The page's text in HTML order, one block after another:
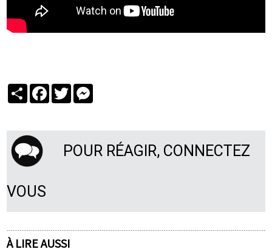
PartagerFacebook
Twitter
POUR RÉAGIR, CONNECTEZ
VOUS
À LIRE AUSSI